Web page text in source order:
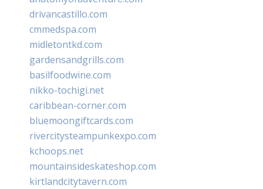
drivancastillo.com
cmmedspa.com
midletontkd.com
gardensandgrills.com
basilfoodwine.com
nikko-tochigi.net
caribbean-corner.com
bluemoongiftcards.com
rivercitysteampunkexpo.com
kchoops.net
mountainsideskateshop.com
kirtlandcitytavern.com